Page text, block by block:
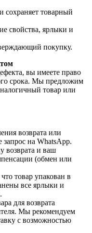
сохраняет товарный
свойства, ярлыки и
покупку.
вы имеете право
срока. Мы предложим
товар или
возврата или
запрос на WhatsApp.
возврата и ваш
(обмен или
товар упакован в
все ярлыки и
для возврата
Мы рекомендуем
с возможностью